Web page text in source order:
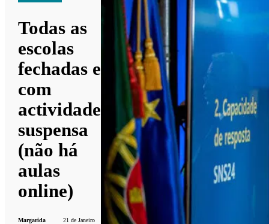
Todas as
escolas
fechadas e
com
actividade
suspensa
(não há
aulas
online)
Margarida
21 de Janeiro